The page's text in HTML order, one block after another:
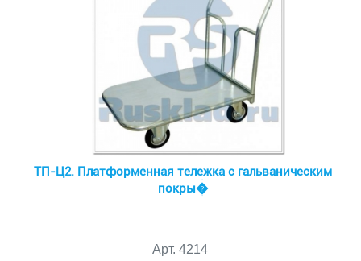
ТП-Ц2. Платформенная тележка с гальваническим
покры�
Арт. 4214